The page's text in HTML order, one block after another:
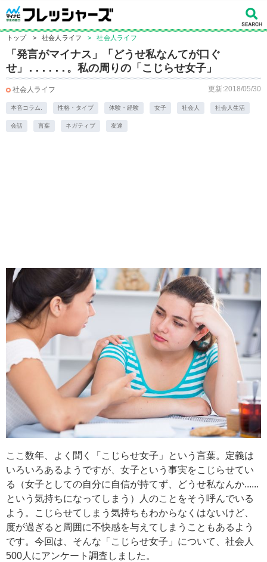
トップ > 社会人ライフ > 社会人ライフ
「発言がマイナス」「どうせ私なんてが口ぐ
せ」......。私の周りの「こじらせ女子」
社会人ライフ 更新:2018/05/30
本音コラム. 性格・タイプ 体験・経験 女子 社会人 社会人生活
会話 言葉 ネガティブ 友達
ここ数年、よく聞く「こじらせ女子」という言葉。定義は
いろいろあるようですが、女子という事実をこじらせてい
る（女子としての自分に自信が持てず、どうせ私なんか......
という気持ちになってしまう）人のことをそう呼んでいる
よう。こじらせてしまう気持ちもわからなくはないけど、
度が過ぎると周囲に不快感を与えてしまうこともあるよう
です。今回は、そんな「こじらせ女子」について、社会人
500人にアンケート調査しました。